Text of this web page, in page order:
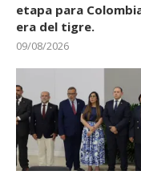
etapa para
era del tigre.
09/08/2026